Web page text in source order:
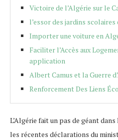
Victoire de l’Algérie sur le
l’essor des jardins
Importer une voiture en
Faciliter l’Accès aux
application
Albert Camus et la Guerre
Renforcement Des Liens
L’Algérie fait un pas de géant
les récentes déclarations du